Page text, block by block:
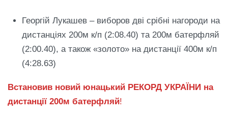
Георгій Лукашев – виборов дві срібні нагороди на
дистанціях 200м к/п (2:08.40) та 200м батерфляй
(2:00.40), а також «золото» на дистанції 400м к/п
(4:28.63)
Встановив новий юнацький РЕКОРД УКРАЇНИ на
дистанції 200м батерфляй!